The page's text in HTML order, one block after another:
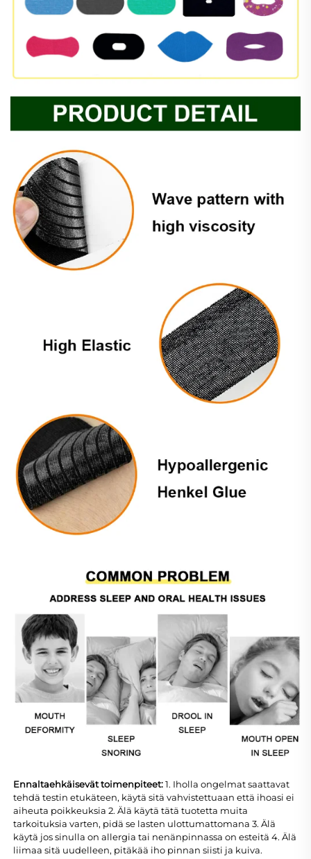
Ennaltaehkäisevät toimenpiteet: 1. Iholla ongelmat saattavat
tehdä testin etukäteen, käytä sitä vahvistettuaan että ihoasi ei
aiheuta poikkeuksia 2. Älä käytä tätä tuotetta muita
tarkoituksia varten, pidä se lasten ulottumattomana 3. Älä
käytä jos sinulla on allergia tai nenänpinnassa on esteitä 4. Älä
liimaa sitä uudelleen, pitäkää iho pinnan siisti ja kuiva.